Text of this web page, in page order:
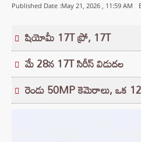
Published Date :May 21, 2026 , 11:59 AM
షియోమీ 17T ప్రో, 17T
మే 28న 17T సిరీస్‌ విడుదల
రెండు 50MP కెమెరాలు, ఒక